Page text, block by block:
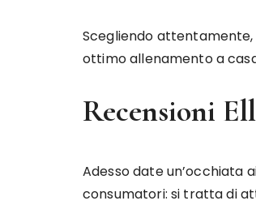
Scegliendo
ottimo allenamento a
Recensioni
Adesso date un’occhiata
consumatori: si tratta di